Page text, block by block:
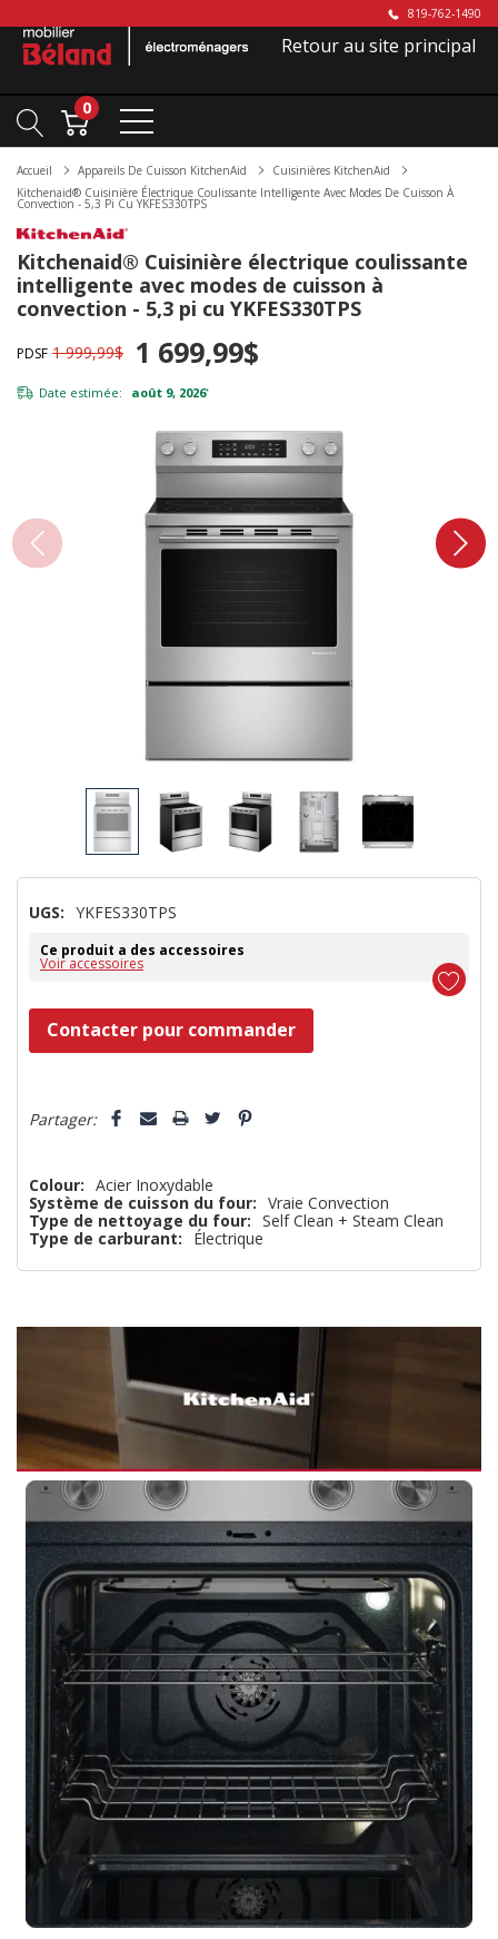
819-762-1490
Retour au site principal
0
Accueil Appareils De Cuisson KitchenAid
Cuisinières KitchenAid
Kitchenaid® Cuisinière Électrique Coulissante Intelligente Avec Modes De Cuisson À
Convection - 5,3 Pi Cu YKFES330TPS
Kitchenaid® Cuisinière électrique coulissante
intelligente avec modes de cuisson à
convection - 5,3 pi cu YKFES330TPS
PDSF 1 999,99$ 1 699,99$
Date estimée: août 9, 2026*
UGS: YKFES330TPS
Ce produit a des accessoires
Voir accessoires
Dépêchez-
vous!
n’en
plus
que
Contacter pour commander
Partager:
Colour: Acier Inoxydable
Système de cuisson du four: Vraie Convection
Type de nettoyage du four: Self Clean + Steam Clean
Type de carburant:
Électrique